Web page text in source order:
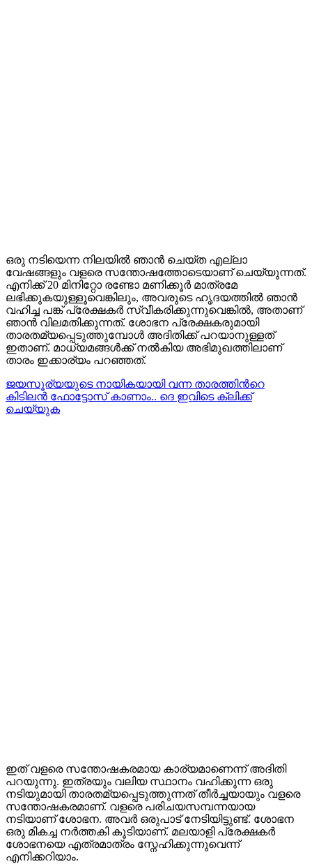
ഒരു നടിയെന്ന നിലയിൽ ഞാൻ ചെയ്ത എല്ലാ
വേഷങ്ങളും വളരെ സന്തോഷത്തോടെയാണ് ചെയ്യുന്നത്.
എനിക്ക് 20 മിനിറ്റോ രണ്ടോ മണിക്കൂർ മാത്രമേ
ലഭിക്കുകയുള്ളൂവെങ്കിലും, അവരുടെ ഹൃദയത്തിൽ ഞാൻ
വഹിച്ച പങ്ക് പ്രേക്ഷകർ സ്വീകരിക്കുന്നുവെങ്കിൽ, അതാണ്
ഞാൻ വിലമതിക്കുന്നത്. ശോഭന പ്രേക്ഷകരുമായി
താരതമ്യപ്പെടുത്തുമ്പോൾ അദിതിക്ക് പറയാനുള്ളത്
ഇതാണ്. മാധ്യമങ്ങൾക്ക് നൽകിയ അഭിമുഖത്തിലാണ്
താരം ഇക്കാര്യം പറഞ്ഞത്.
ജയസൂര്യയുടെ നായികയായി വന്ന താരത്തിന്‍റെ
കിടിലന്‍ ഫോട്ടോസ് കാണാം.. ദെ ഇവിടെ ക്ലിക്ക്
ചെയ്യുക
ഇത് വളരെ സന്തോഷകരമായ കാര്യമാണെന്ന് അദിതി
പറയുന്നു. ഇത്രയും വലിയ സ്ഥാനം വഹിക്കുന്ന ഒരു
നടിയുമായി താരതമ്യപ്പെടുത്തുന്നത് തീർച്ചയായും വളരെ
സന്തോഷകരമാണ്. വളരെ പരിചയസമ്പന്നയായ
നടിയാണ് ശോഭന. അവർ ഒരുപാട് നേടിയിട്ടുണ്ട്. ശോഭന
ഒരു മികച്ച നർത്തകി കൂടിയാണ്. മലയാളി പ്രേക്ഷകർ
ശോഭനയെ എത്രമാത്രം സ്നേഹിക്കുന്നുവെന്ന്
എനിക്കറിയാം.